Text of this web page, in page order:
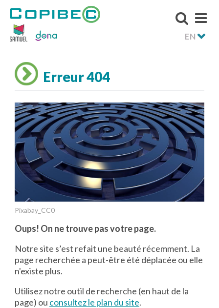
EN
Erreur 404
Pixabay_CC0
Oups! On ne trouve pas votre page.
Notre site s’est refait une beauté récemment. La
page recherchée a peut-être été déplacée ou elle
n'existe plus.
Utilisez notre outil de recherche (en haut de la
page) ou consultez le plan du site.